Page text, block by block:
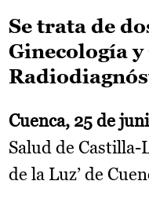
Se trata de
Ginecología
Cuenca, 25 de
Salud de Castilla-
de la Luz’ de